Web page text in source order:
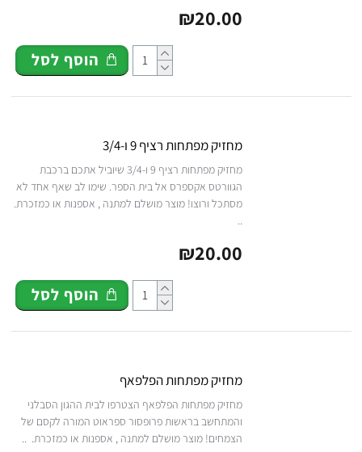
₪20.00
הוסף לסל
מחזיק מפתחות רציף 9 ו-3/4
מחזיק מפתחות רציף 9 ו-3/4 שיוביל אתכם ברכבת
הגוורטס אקספרס אל בית הספר. שימו לב שאף אחד לא
מסתכל ורוצו! מוצר מושלם למתנה , אספנות או כמזכרת.
₪20.00
הוסף לסל
מחזיק מפתחות הפלפאף
מחזיק מפתחות הפלפאף הצטרפו לבית ההגון הסבלני
והמתחשב בראשות פרופסור ספראוט המורה לקסם של
הצמחים! מוצר מושלם למתנה , אספנות או כמזכרת. ..